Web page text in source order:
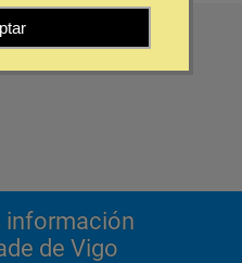
información
de Vigo